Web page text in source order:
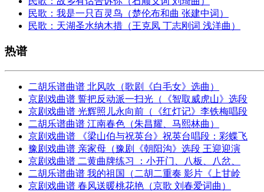
民歌：我是一只百灵鸟（楚伦布和曲 张建中词）
民歌：天湖圣水纳木措（王克凤 丁志刚词 浅洋曲）
热谱
二胡乐谱曲谱 北风吹（歌剧《白毛女》选曲）
京剧戏曲谱 誓把反动派一扫光（《智取威虎山》选段
京剧戏曲谱 光辉照儿永向前（《红灯记》李铁梅唱段
二胡乐谱曲谱 江南春色（朱昌耀、马熙林曲）
京剧戏曲谱 《梁山伯与祝英台》祝英台唱段：彩蝶飞
豫剧戏曲谱 亲家母（豫剧《朝阳沟》选段 王迎迎演
京剧戏曲谱 二黄曲牌练习 ：小开门、八板、八岔、
二胡乐谱曲谱 我的祖国（二胡二重奏 影片《上甘岭
京剧戏曲谱 春风送暖桃花艳（京歌 刘春爱词曲）